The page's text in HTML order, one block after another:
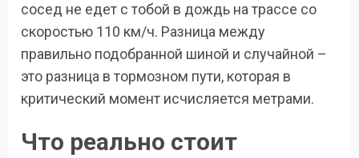
сосед не едет с тобой в дождь на трассе со
скоростью 110 км/ч. Разница между
правильно подобранной шиной и случайной –
это разница в тормозном пути, которая в
критический момент исчисляется метрами.
Что реально стоит